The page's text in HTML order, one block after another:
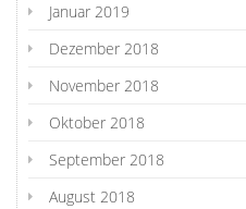
Januar 2019
Dezember 2018
November 2018
Oktober 2018
September 2018
August 2018